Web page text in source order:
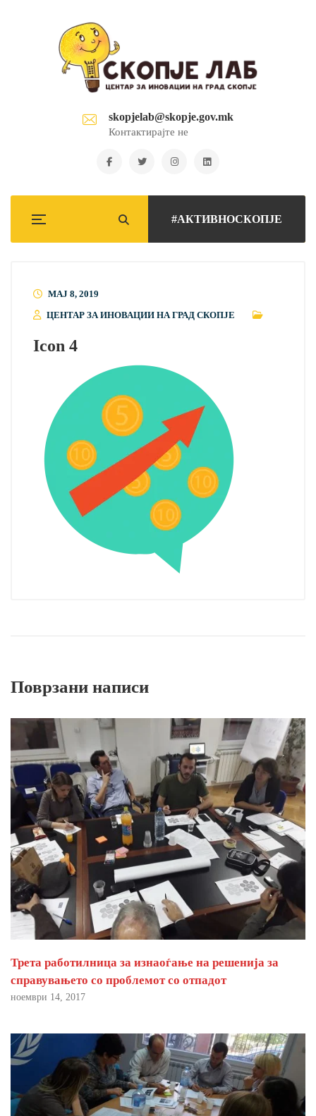
skopjelab@skopje.gov.mk
Контактирајте не
#АКТИВНОСКОПЈЕ
МАЈ 8, 2019
ЦЕНТАР ЗА ИНОВАЦИИ НА ГРАД СКОПЈЕ
Icon 4
Поврзани написи
Трета работилница за изнаоѓање на решенија за
справувањето со проблемот со отпадот
ноември 14, 2017